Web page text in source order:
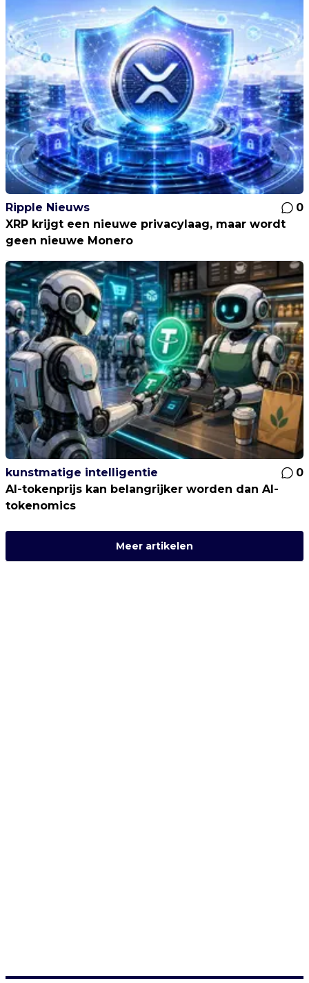
Ripple Nieuws
0
XRP krijgt een nieuwe privacylaag, maar wordt
geen nieuwe Monero
kunstmatige intelligentie
0
AI-tokenprijs kan belangrijker worden dan AI-
tokenomics
Meer artikelen